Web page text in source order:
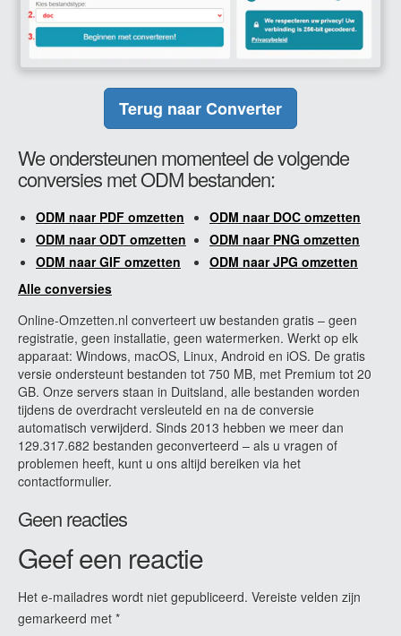
Terug naar Converter
We ondersteunen momenteel de volgende
conversies met ODM bestanden:
ODM naar PDF omzetten
ODM naar DOC omzetten
ODM naar ODT omzetten
ODM naar PNG omzetten
ODM naar GIF omzetten
ODM naar JPG omzetten
Alle conversies
Online-Omzetten.nl converteert uw bestanden gratis – geen
registratie, geen installatie, geen watermerken. Werkt op elk
apparaat: Windows, macOS, Linux, Android en iOS. De gratis
versie ondersteunt bestanden tot 750 MB, met Premium tot 20
GB. Onze servers staan in Duitsland, alle bestanden worden
tijdens de overdracht versleuteld en na de conversie
automatisch verwijderd. Sinds 2013 hebben we meer dan
129.317.682 bestanden geconverteerd – als u vragen of
problemen heeft, kunt u ons altijd bereiken via het
contactformulier.
Geen reacties
Geef een reactie
Het e-mailadres wordt niet gepubliceerd. Vereiste velden zijn
gemarkeerd met *